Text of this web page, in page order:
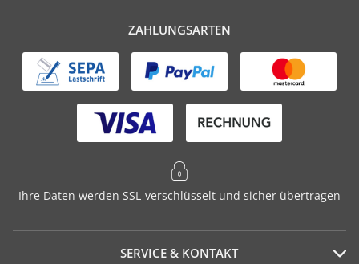
ZAHLUNGSARTEN
Ihre Daten werden SSL-verschlüsselt und sicher übertragen
SERVICE & KONTAKT